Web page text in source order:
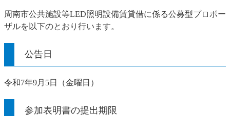
周南市公共施設等LED照明設備賃貸借に係る公募型プロポー
ザルを以下のとおり行います。
公告日
令和7年9月5日（金曜日）
参加表明書の提出期限